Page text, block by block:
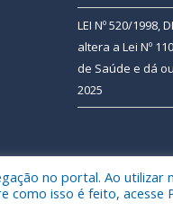
LEI Nº 520/1998,
altera a Lei Nº
de Saúde e dá
2025
de Almeirim.
no portal. Ao
isso é feito, acesse